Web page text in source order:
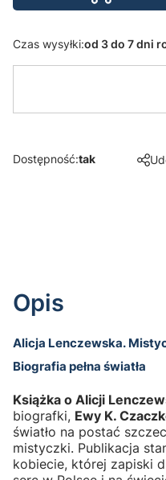
Czas wysyłki:od 3 do 7 dni
Dostępność:tak
Opis
Alicja Lenczewska.
Biografia pełna światła
Książka o Alicji
biografki, Ewy K.
światło na postać
mistyczki. Publikacja
kobiecie, której zapiski